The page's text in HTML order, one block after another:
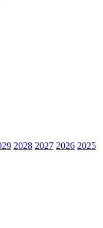
2028 2027 2026 2025